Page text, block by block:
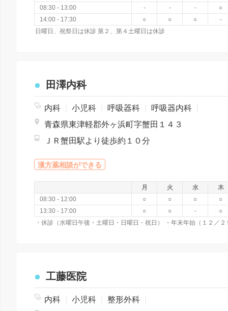
08:30 - 13:00
- - -
○
14:00 - 17:30
○ ○ ○
-
日曜日、祝祭日は休診 第２、第４土曜日は休診
田澤内科
内科 小児科 呼吸器科 呼吸器内科
青森県東津軽郡外ヶ浜町字蟹田１４３
ＪＲ蟹田駅より徒歩約１０分
漢方薬相談ができる
月 火 水
木
08:30 - 12:00
○ ○ ○
○
13:30 - 17:00
○ ○ - ○
工藤医院
内科 小児科 整形外科